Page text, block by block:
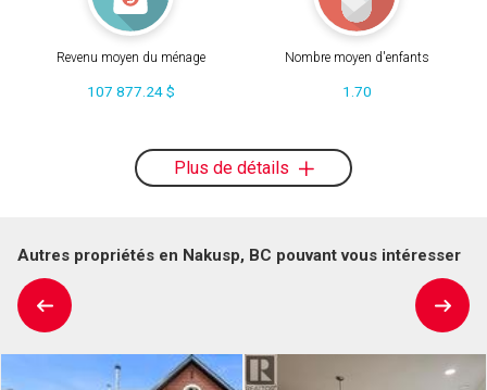
Revenu moyen du ménage
107 877.24 $
Nombre moyen d'enfants
1.70
Plus de détails
Autres propriétés en Nakusp, BC pouvant vous intéresser